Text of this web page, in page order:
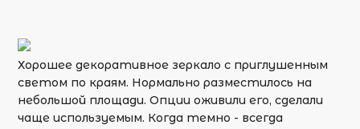
Хорошее декоративное зеркало с приглушенным
светом по краям. Нормально разместилось на
небольшой площади. Опции оживили его, сделали
чаще используемым. Когда темно - всегда